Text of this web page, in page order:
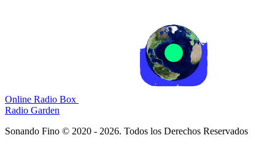
Online Radio Box
Radio Garden
Sonando Fino © 2020 - 2026. Todos los Derechos Reservados